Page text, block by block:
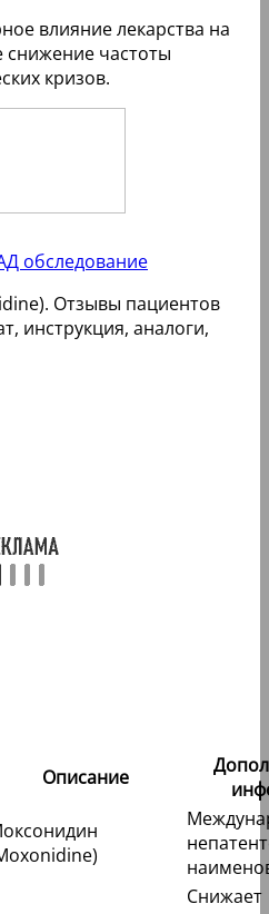
влияние лекарства на
снижение частоты
кризов.
обследование
Описание
Снижает